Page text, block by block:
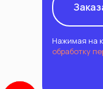
Нажимая на
обработку